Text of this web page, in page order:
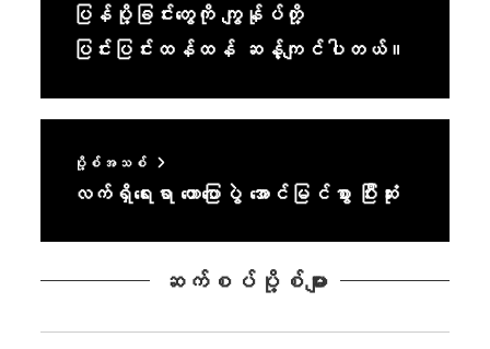
ပြန်ပို့ခြင်းတွေကို ကျွန်ုပ်တို့
ပြင်းပြင်းထန်ထန် ဆန့်ကျင်ပါတယ်။
ပို့စ်အသစ်
လက်ရှိရေးရာ ဟောပြောပွဲ အောင်မြင်စွာ ပြီးဆုံး
ဆက်စပ်ပို့စ်များ